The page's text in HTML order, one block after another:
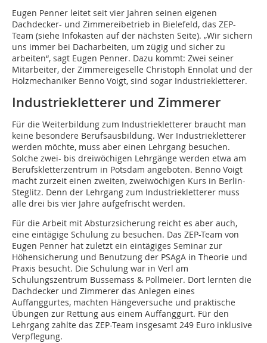
Eugen Penner leitet seit vier Jahren seinen eigenen
Dachdecker- und Zimmereibetrieb in Bielefeld, das ZEP-
Team (siehe Infokasten auf der nächsten Seite). „Wir sichern
uns immer bei Dacharbeiten, um zügig und sicher zu
arbeiten“, sagt Eugen Penner. Dazu kommt: Zwei seiner
Mitarbeiter, der Zimmereigeselle Christoph Ennolat und der
Holzmechaniker Benno Voigt, sind sogar Industriekletterer.
Industriekletterer und Zimmerer
Für die Weiterbildung zum Industriekletterer braucht man
keine besondere Berufsausbildung. Wer Industriekletterer
werden möchte, muss aber einen Lehrgang besuchen.
Solche zwei- bis dreiwöchigen Lehrgänge werden etwa am
Berufskletterzentrum in Potsdam angeboten. Benno Voigt
macht zurzeit einen zweiten, zweiwöchigen Kurs in Berlin-
Steglitz. Denn der Lehrgang zum Industriekletterer muss
alle drei bis vier Jahre aufgefrischt werden.
Für die Arbeit mit Absturzsicherung reicht es aber auch,
eine eintägige Schulung zu besuchen. Das ZEP-Team von
Eugen Penner hat zuletzt ein eintägiges Seminar zur
Höhensicherung und Benutzung der PSAgA in Theorie und
Praxis besucht. Die Schulung war in Verl am
Schulungszentrum Bussemass & Pollmeier. Dort lernten die
Dachdecker und Zimmerer das Anlegen eines
Auffanggurtes, machten Hängeversuche und praktische
Übungen zur Rettung aus einem Auffanggurt. Für den
Lehrgang zahlte das ZEP-Team insgesamt 249 Euro inklusive
Verpflegung.